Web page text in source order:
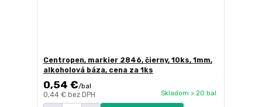
Centropen, markier 2846, čierny, 10ks, 1mm,
alkoholová báza, cena za 1ks
0,54 €/bal
0,44 € bez DPH Skladom > 20 bal